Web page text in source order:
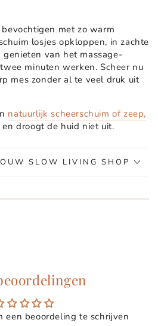
met zo warm
losjes opkloppen, in zachte
van het massage-
minuten werken. Scheer nu
mes zonder al te veel druk uit
natuurlijk scheerschuim of zeep,
droogt de huid niet uit.
SLOW LIVING SHOP
een beoordeling te schrijven